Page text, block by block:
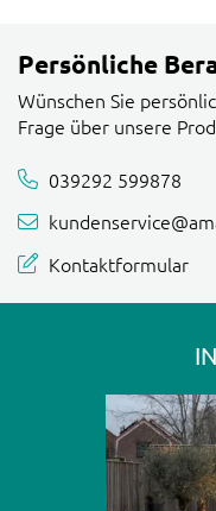
Persönliche
Wünschen Sie
Frage über unsere
039292 599878
Kontaktformular